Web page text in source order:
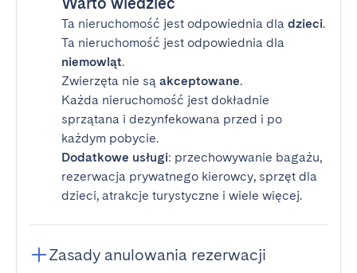
Ta nieruchomość jest odpowiednia dla dzieci.
Ta nieruchomość jest odpowiednia dla
niemowląt.
Zwierzęta nie są akceptowane.
Każda nieruchomość jest dokładnie
sprzątana i dezynfekowana przed i po
każdym pobycie.
Dodatkowe usługi: przechowywanie bagażu,
rezerwacja prywatnego kierowcy, sprzęt dla
dzieci, atrakcje turystyczne i wiele więcej.
Zasady anulowania rezerwacji